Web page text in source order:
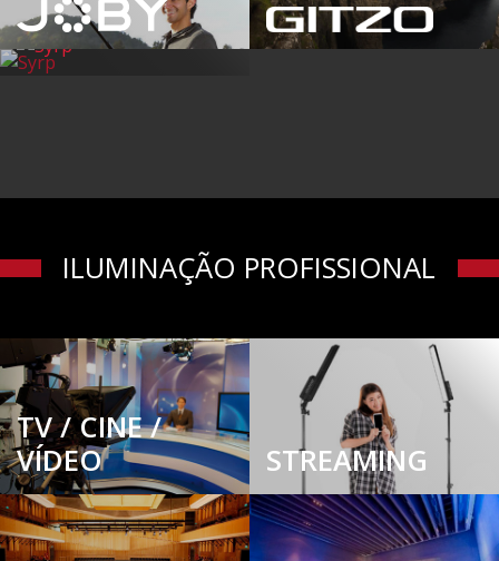
ILUMINAÇÃO PROFISSIONAL
TV / CINE /
VÍDEO
STREAMING